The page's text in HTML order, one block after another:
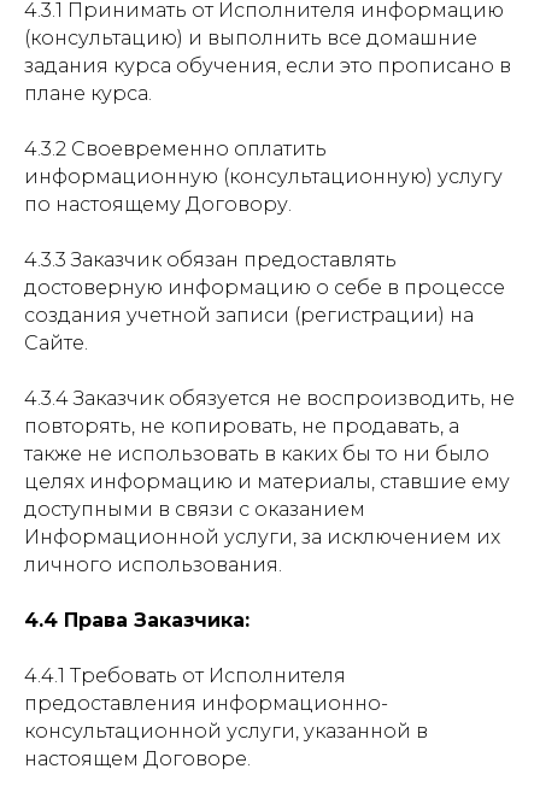
4.3.1 Принимать от Исполнителя информацию
(консультацию) и выполнить все домашние
задания курса обучения, если это прописано в
плане курса.
4.3.2 Своевременно оплатить
информационную (консультационную) услугу
по настоящему Договору.
4.3.3 Заказчик обязан предоставлять
достоверную информацию о себе в процессе
создания учетной записи (регистрации) на
Сайте.
4.3.4 Заказчик обязуется не воспроизводить, не
повторять, не копировать, не продавать, а
также не использовать в каких бы то ни было
целях информацию и материалы, ставшие ему
доступными в связи с оказанием
Информационной услуги, за исключением их
личного использования.
4.4 Права Заказчика:
4.4.1 Требовать от Исполнителя
предоставления информационно-
консультационной услуги, указанной в
настоящем Договоре.